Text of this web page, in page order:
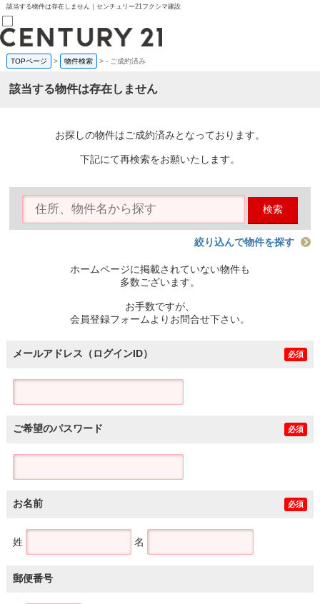
該当する物件は存在しません｜センチュリー21フクシマ建設
売買部
0120-800-844
賃貸部
会員メニュー
物件を探す
購入TOP
条件から探す
住宅ローン控除シミュレータ
TOPページ > 物件検索 >- ご成約済み
該当する物件は存在しません
お探しの物件はご成約済みとなっております。
下記にて再検索をお願いたします。
検索
絞り込んで物件を探す
ホームページに掲載されていない物件も
多数ございます。
お手数ですが、
会員登録フォームよりお問合せ下さい。
メールアドレス（ログインID） 必須
ご希望のパスワード 必須
お名前 必須
姓 名
郵便番号